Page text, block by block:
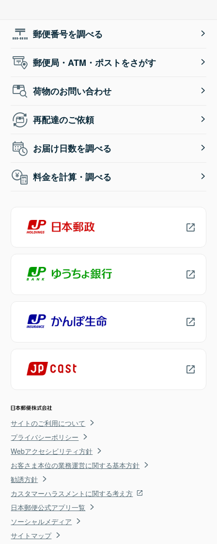
郵便番号を調べる
郵便局・ATM・ポストをさがす
荷物のお問い合わせ
再配達のご依頼
お届け日数を調べる
料金を計算・調べる
サイトのご利用について
プライバシーポリシー
Webアクセシビリティ方針
お客さま本位の業務運営に関する基本方針
勧誘方針
カスタマーハラスメントに関する考え方
日本郵便公式アプリ一覧
ソーシャルメディア
サイトマップ